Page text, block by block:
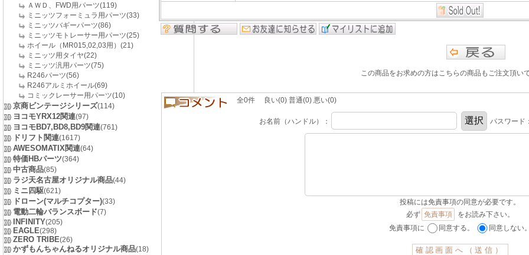
ＡＷＤ、FWD用パーツ(119)
ミニッツフォーミュラ用パーツ(33)
ミニッツバギーパーツ(86)
ミニッツモトレーサー用パーツ(25)
ホイール（MR015,02,03用）(21)
ミニッツ用タイヤ(22)
ミニッツ汎用パーツ(75)
R246パーツ(56)
R246アルミホイール(69)
コミックレーサー用パーツ(10)
京商ビンテージシリーズ(114)
ヨコモYRX12関連(97)
ヨコモBD7,BD8,BD9関連(761)
ドリフト関連(1617)
AWESOMATIX関連(64)
特価HBパーツ(364)
中古商品(85)
ラジ天名古屋オリジナル商品(44)
ミニ四駆(621)
ドローン(マルチコプター)(33)
電動二輪バランスボード(7)
INFINITY(205)
EAGLE(298)
ZERO TRIBE(26)
かずもんちゃんねるオリジナル商品(18)
この商品をお求めの方はこちらの商品もご注文頂い
全0件 良い(0) 普通(0) 悪い(0)
お名前（ハンドル）： パスワード：
投稿には免責事項の同意が必要です。
必ず 免責事項
をお読み下さい。
免責事項に
同意する。 同意しない。